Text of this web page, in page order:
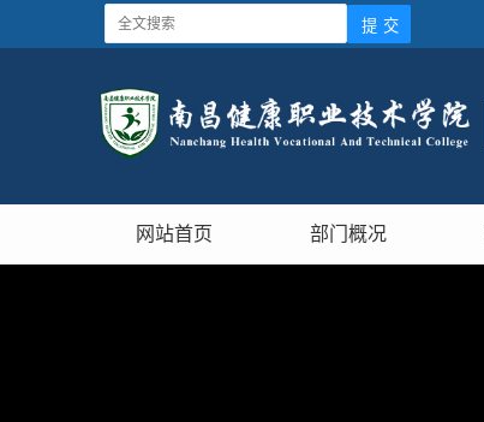
网站首页 部门概况